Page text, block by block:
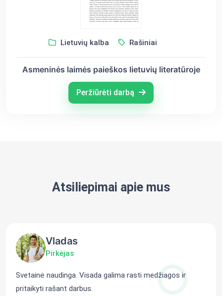
Lietuvių kalba Rašiniai
Asmeninės laimės paieškos lietuvių literatūroje
Peržiūrėti darbą
Atsiliepimai apie mus
Vladas
Pirkėjas
Svetainė naudinga. Visada galima rasti medžiagos ir
pritaikyti rašant darbus.